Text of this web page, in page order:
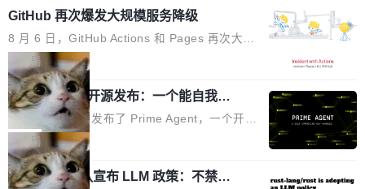
他引用的帖子来自 Mathew Shen，一位 ICLR 2
026 的读者：「看了篇 ...
理由很具体。FA 系列不需要解释，但 FA2 是他
认为最重要的一个——复杂度恰到好处，刚好能
驱动你去学 CuTe，但还没被那些"邪恶的" Hopp
er++ 优化所淹没，足够容易修改和适配。 更关
键的是 FA2 的持久性...
鸿蒙通过统一技术底座和分布式能力，为不同类
型智能设备的开发、连接与互联提供关键支撑，
也为产业链企业探索产品创新与商业增长打开新
的空间。 8月14日，开源鸿蒙智能硬件开发者日
（OHDD：OpenHarmony Hardware Develope
r Day）将在杭州启航。活动面向智能硬件产业
链企业和开发者，邀请行业专家与资深技术顾
问，围绕开源鸿蒙技术能力、设备适配、芯片适
配、功耗与稳定性调优、兼容性测评及统一互联
GitHub 再次爆发大规模服务降级
8 月 6 日，GitHub Actions 和 Pages 再次大规
模服务降级，Actions 完全不可用超过 5 小时，
webhook 停发，连自托管 runner 也因调度层故
障无法工作。Pages、Copilot code review、C
opilot coding agent 全部受影响。从检测到完全
恢复，大约 12 小时。 这是 2026 年 8 月的第六
起事故，其中四起与 AI/Copilot 服务相关。 Git
Hub 员工 kdaigle 在 HN 讨论中贴出了一组数
局
Prime Agent 开源发布：一个能自我改
进的编程 Agent，ARC-AGI 3 超越人类
专家基线
Prime Intellect 发布了 Prime Agent，一个开源
的编程 Agent Harness，核心设计围绕两个抽
象：Recursive Language Model（RLM）和 C
ontinual Harness。在 ARC-AGI 3 基准测试
局
Rust 项目团队宣布 LLM 政策：不禁